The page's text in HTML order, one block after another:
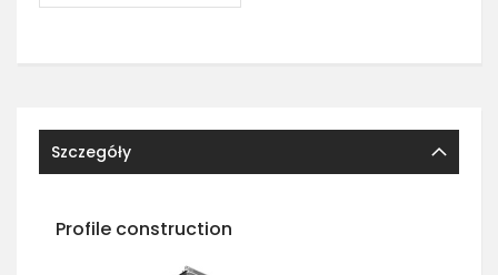
Szczegóły